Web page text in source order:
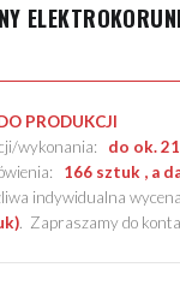
PRODUKCJI
wykonania: do ok.
166 sztuk , a
indywidualna
. Zapraszamy do